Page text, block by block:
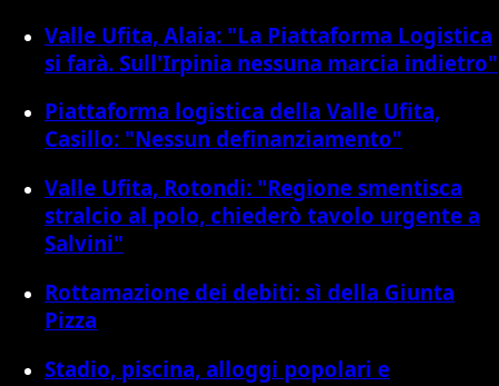
Valle Ufita, Alaia: "La Piattaforma Logistica
si farà. Sull'Irpinia nessuna marcia indietro"
Piattaforma logistica della Valle Ufita,
Casillo: "Nessun definanziamento"
Valle Ufita, Rotondi: "Regione smentisca
stralcio al polo, chiederò tavolo urgente a
Salvini"
Rottamazione dei debiti: sì della Giunta
Pizza
Stadio, piscina, alloggi popolari e